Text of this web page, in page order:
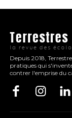
Terrestres
la revue des
Depuis 2018,
pratiques qui
contrer l'emprise du